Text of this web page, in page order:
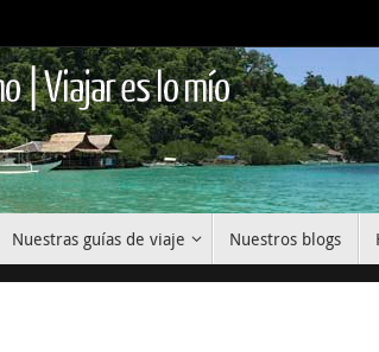
| Viajar es lo mío
Nuestras guías de viaje Nuestros blogs